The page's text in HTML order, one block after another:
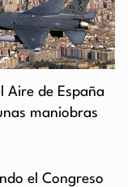
Aire de España
maniobras
el Congreso